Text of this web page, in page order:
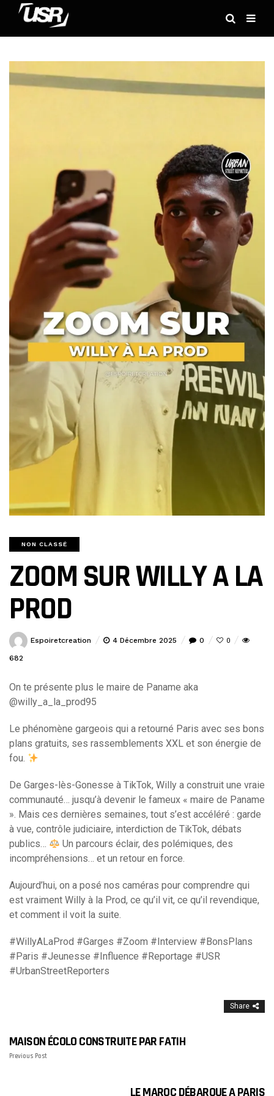
NON CLASSÉ
ZOOM SUR WILLY A LA
PROD
Espoiretcreation 4 Décembre 2025 0 0
682
On te présente plus le maire de Paname aka
@willy_a_la_prod95
Le phénomène gargeois qui a retourné Paris avec ses bons
plans gratuits, ses rassemblements XXL et son énergie de
fou.
De Garges-lès-Gonesse à TikTok, Willy a construit une vraie
communauté… jusqu’à devenir le fameux « maire de Paname
». Mais ces dernières semaines, tout s’est accéléré : garde
à vue, contrôle judiciaire, interdiction de TikTok, débats
publics…
Un parcours éclair, des polémiques, des
incompréhensions… et un retour en force.
Aujourd’hui, on a posé nos caméras pour comprendre qui
est vraiment Willy à la Prod, ce qu’il vit, ce qu’il revendique,
et comment il voit la suite.
#WillyALaProd #Garges #Zoom #Interview #BonsPlans
#Paris #Jeunesse #Influence #Reportage #USR
#UrbanStreetReporters
Share
MAISON ÉCOLO CONSTRUITE PAR FATIH
Previous Post
LE MAROC DÉBARQUE A PARIS